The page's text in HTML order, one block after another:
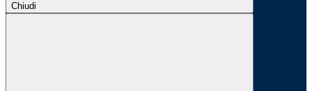
Chiudi